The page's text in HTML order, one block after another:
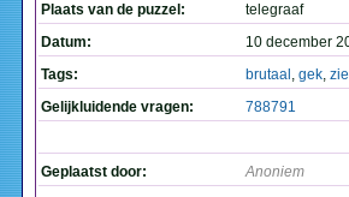
Plaats van de puzzel:
telegraaf
Datum:
10 december
Tags:
brutaal , gek,
Gelijkluidende vragen:
788791
Geplaatst door: Anoniem